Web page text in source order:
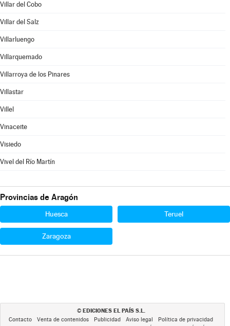
Villar del Cobo
Villar del Salz
Villarluengo
Villarquemado
Villarroya de los Pinares
Villastar
Villel
Vinaceite
Visiedo
Vivel del Río Martín
Provincias de Aragón
Huesca Teruel
Zaragoza
© EDICIONES EL PAÍS S.L.
Contacto Venta de contenidos Publicidad Aviso legal
Política de privacidad